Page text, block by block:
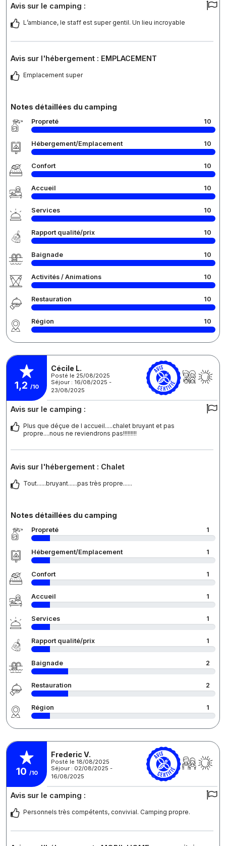
Avis sur le camping :
L’ambiance, le staff est super gentil. Un lieu incroyable
Avis sur l'hébergement : EMPLACEMENT
Emplacement super
Notes détaillées du camping
Propreté 10
Hébergement/Emplacement 10
Confort 10
Accueil 10
Services 10
Rapport qualité/prix 10
Baignade 10
Activités / Animations 10
Restauration 10
Région 10
1,2 /10
Cécile L.
Posté le 25/08/2025
Séjour : 16/08/2025 -
23/08/2025
Avis sur le camping :
Plus que déçue de l accueil.....chalet bruyant et pas
propre....nous ne reviendrons pas!!!!!!!!!
Avis sur l'hébergement : Chalet
Tout......bruyant......pas très propre......
Notes détaillées du camping
Propreté 1
Hébergement/Emplacement 1
Confort 1
Accueil 1
Services 1
Rapport qualité/prix 1
Baignade 2
Restauration 2
Région 1
10 /10
Frederic V.
Posté le 18/08/2025
Séjour : 02/08/2025 -
16/08/2025
Avis sur le camping :
Personnels très compétents, convivial. Camping propre.